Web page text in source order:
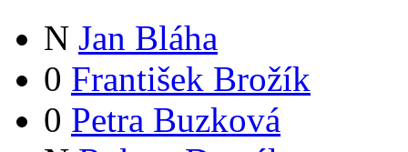
N Jan Bláha
0 František Brožík
0 Petra Buzková